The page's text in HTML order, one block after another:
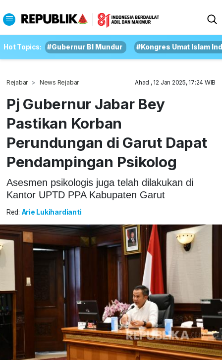
Hot Topics: #Gubernur BI Mundur #Kongres Umat Islam
Rejabar News Rejabar Ahad , 12 Jan 2025, 17:24 WIB
Pj Gubernur Jabar Bey
Pastikan Korban
Perundungan di Garut Dapat
Pendampingan Psikolog
Asesmen psikologis juga telah dilakukan di
Kantor UPTD PPA Kabupaten Garut
Red: Arie Lukihardianti